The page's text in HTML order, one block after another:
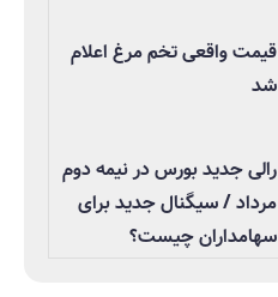
قیمت واقعی تخم مرغ اعلام
شد
رالی جدید بورس در نیمه دوم
مرداد / سیگنال جدید برای
سهامداران چیست؟